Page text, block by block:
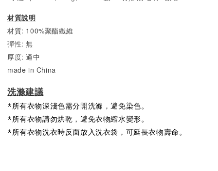
材質說明
材質: 100%聚酯纖維
彈性: 無
厚度: 適中
made in China
洗滌建議
*所有衣物深淺色需分開洗滌，避免染色。
*所有衣物請勿烘乾，避免衣物縮水變形。
*所有衣物洗衣時反面放入洗衣袋，可延長衣物壽命。